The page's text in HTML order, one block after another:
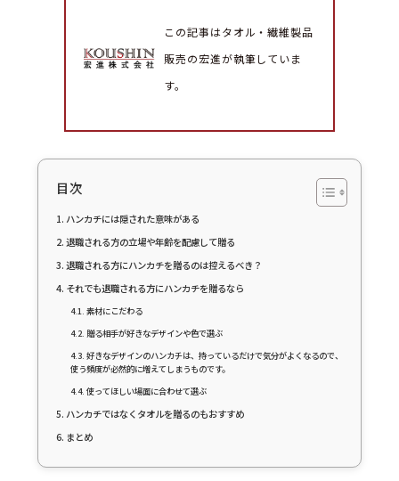
この記事はタオル・繊維製品
販売の宏進が執筆していま
す。
目次
ハンカチには隠された意味がある
退職される方の立場や年齢を配慮して贈る
退職される方にハンカチを贈るのは控えるべき？
それでも退職される方にハンカチを贈るなら
素材にこだわる
贈る相手が好きなデザインや色で選ぶ
好きなデザインのハンカチは、持っているだけで気分がよくなるので、
使う頻度が必然的に増えてしまうものです。
使ってほしい場面に合わせて選ぶ
ハンカチではなくタオルを贈るのもおすすめ
まとめ